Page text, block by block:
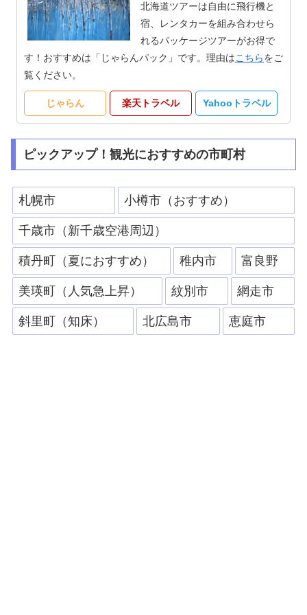
北海道ツアーは自由に飛行機と
宿、レンタカーを組み合わせら
れるパッケージツアーがお得で
す！おすすめは「じゃらんパック」です。理由はこちらをご
覧ください。
じゃらん 楽天トラベル Yahooトラベル
ピックアップ！観光におすすめの市町村
札幌市 小樽市（おすすめ）
千歳市（新千歳空港周辺）
積丹町（夏におすすめ） 稚内市 富良野
美瑛町（人気急上昇） 紋別市 網走市
斜里町（知床） 北広島市 恵庭市